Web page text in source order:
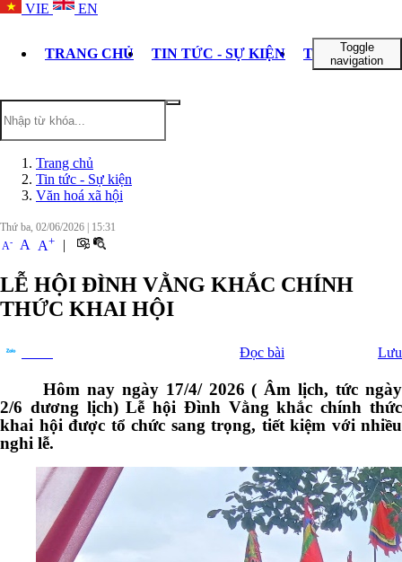
VIE EN
TRANG CHỦ TIN TỨC - SỰ KIỆN TỔ CHỨC BỘ
Toggle
navigation
Trang chủ
Tin tức - Sự kiện
Văn hoá xã hội
Thứ ba, 02/06/2026
15:31
A- A A+ |
LỄ HỘI ĐÌNH VẰNG KHẮC CHÍNH
THỨC KHAI HỘI
Đọc bài Lưu
Hôm nay ngày 17/4/ 2026 ( Âm lịch, tức ngày
2/6 dương lịch) Lễ hội Đình Vằng khắc chính thức
khai hội được tổ chức sang trọng, tiết kiệm với nhiều
nghi lễ.